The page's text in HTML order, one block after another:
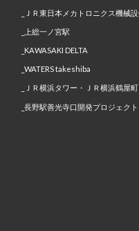
ＪＲ東日本メカトロニクス機械
上総一ノ宮駅
KAWASAKI DELTA
WATERS takeshiba
ＪＲ横浜タワー・ＪＲ横浜鶴屋
長野駅善光寺口開発プロジェクト